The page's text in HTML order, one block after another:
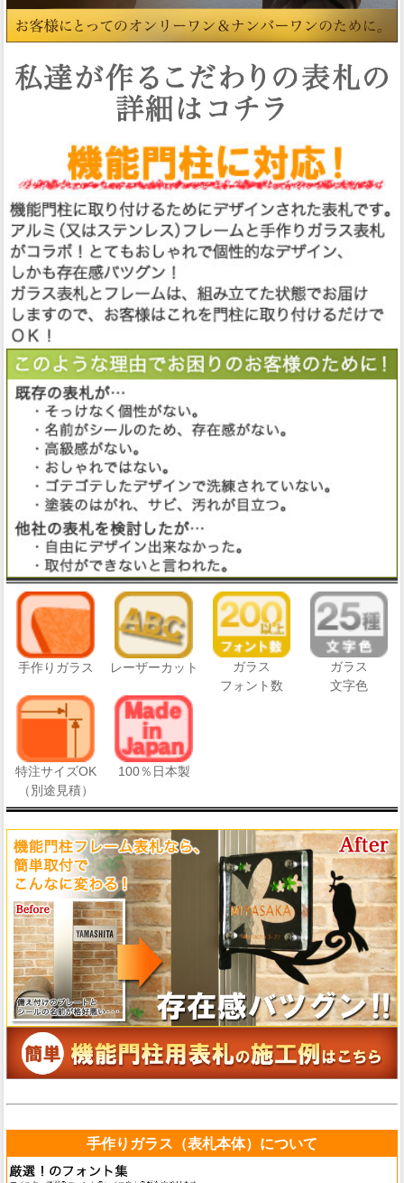
手作りガラス レーザーカット
ガラス
フォント数
ガラス
文字色
特注サイズOK
（別途見積）
100％日本製
手作りガラス（表札本体）について